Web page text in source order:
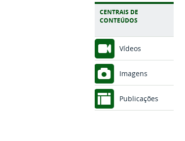
CENTRAIS DE
CONTEÚDOS
Vídeos
Imagens
Publicações